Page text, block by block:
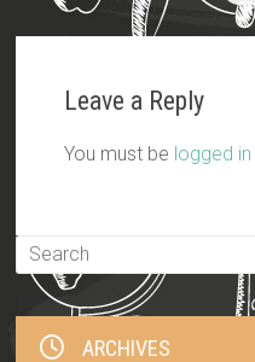
Leave a Reply
You must be logged in
ARCHIVES